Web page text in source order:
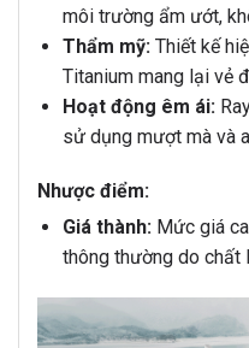
môi trường ẩm ướt,
Thẩm mỹ:Thiết kế
Titanium mang lại vẻ
Hoạt động êm ái:
sử dụng mượt mà và
Nhược điểm:
Giá thành:Mức giá
thông thường do chất